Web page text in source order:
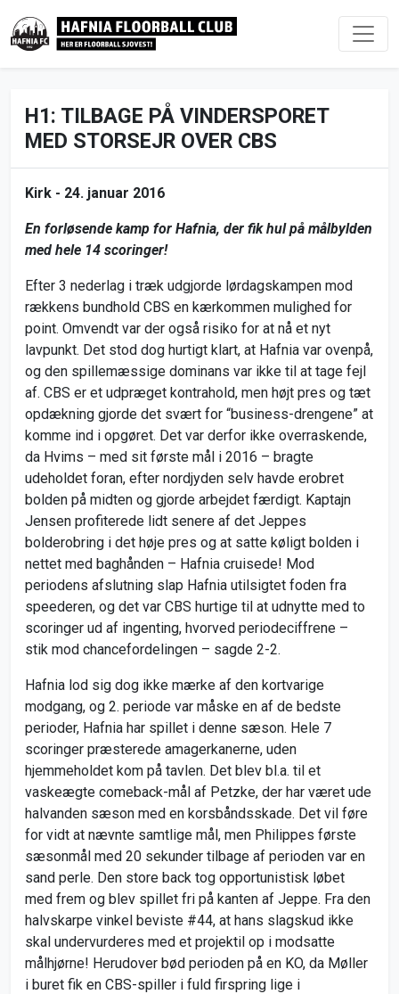
H1: TILBAGE PÅ VINDERSPORET
MED STORSEJR OVER CBS
Kirk - 24. januar 2016
En forløsende kamp for Hafnia, der fik hul på målbylden
med hele 14 scoringer!
Efter 3 nederlag i træk udgjorde lørdagskampen mod
rækkens bundhold CBS en kærkommen mulighed for
point. Omvendt var der også risiko for at nå et nyt
lavpunkt. Det stod dog hurtigt klart, at Hafnia var ovenpå,
og den spillemæssige dominans var ikke til at tage fejl
af. CBS er et udpræget kontrahold, men højt pres og tæt
opdækning gjorde det svært for “business-drengene” at
komme ind i opgøret. Det var derfor ikke overraskende,
da Hvims – med sit første mål i 2016 – bragte
udeholdet foran, efter nordjyden selv havde erobret
bolden på midten og gjorde arbejdet færdigt. Kaptajn
Jensen profiterede lidt senere af det Jeppes
bolderobring i det høje pres og at satte køligt bolden i
nettet med baghånden – Hafnia cruisede! Mod
periodens afslutning slap Hafnia utilsigtet foden fra
speederen, og det var CBS hurtige til at udnytte med to
scoringer ud af ingenting, hvorved periodeciffrene –
stik mod chancefordelingen – sagde 2-2.
Hafnia lod sig dog ikke mærke af den kortvarige
modgang, og 2. periode var måske en af de bedste
perioder, Hafnia har spillet i denne sæson. Hele 7
scoringer præsterede amagerkanerne, uden
hjemmeholdet kom på tavlen. Det blev bl.a. til et
vaskeægte comeback-mål af Petzke, der har været ude
halvanden sæson med en korsbåndsskade. Det vil føre
for vidt at nævnte samtlige mål, men Philippes første
sæsonmål med 20 sekunder tilbage af perioden var en
sand perle. Den store back tog opportunistisk løbet
med frem og blev spillet fri på kanten af Jeppe. Fra den
halvskarpe vinkel beviste #44, at hans slagskud ikke
skal undervurderes med et projektil op i modsatte
målhjørne! Herudover bød perioden på en KO, da Møller
i buret fik en CBS-spiller i fuld firspring lige i